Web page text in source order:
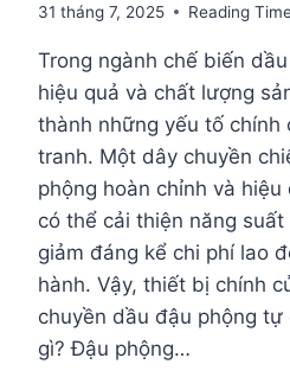
31 tháng 7, 2025 Reading
Trong ngành chế biến
hiệu quả và chất lượng
thành những yếu tố chính
tranh. Một dây chuyền
phộng hoàn chỉnh và hiệu
có thể cải thiện năng suất
giảm đáng kể chi phí lao
hành. Vậy, thiết bị chính
chuyền dầu đậu phộng tự
gì? Đậu phộng…